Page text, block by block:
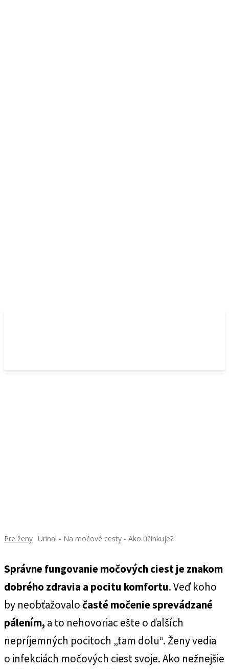
Pre ženy Urinal - Na močové cesty - Ako účinkuje?
Správne fungovanie močových ciest je znakom
dobrého zdravia a pocitu komfortu. Veď koho
by neobťažovaločasté močenie sprevádzané
pálením, a to nehovoriac ešte o ďalších
nepríjemných pocitoch „tam dolu“. Ženy vedia
o infekciách močových ciest svoje. Ako nežnejšie